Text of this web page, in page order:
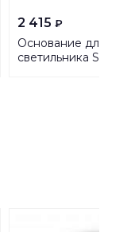
2 415 ₽
Основание для
светильника SLV